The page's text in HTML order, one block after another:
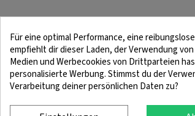
Rechtliche Hinweise
Für eine optimal Performance, eine
empfiehlt dir dieser Laden, der Verwendung
Medien und Werbecookies von Drittparteien
personalisierte Werbung. Stimmst du der
Verarbeitung deiner persönlichen Daten zu?